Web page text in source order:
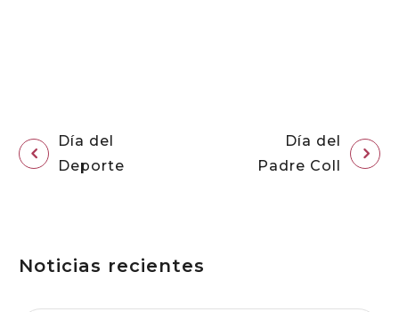
Día del
Deporte
Día del
Padre Coll
Noticias recientes